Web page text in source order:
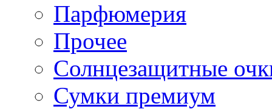
Парфюмерия
Прочее
Солнцезащитные
Сумки премиум